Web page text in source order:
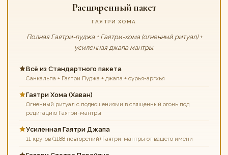
Расширенный пакет
ГАЯТРИ ХОМА
Полная Гаятри-пуджа + Гаятри-хома (огненный ритуал) +
усиленная джапа мантры.
Всё из Стандартного пакета
Санкальпа + Гаятри Пуджа + джапа + сурья-аргхья
Гаятри Хома (Хаван)
Огненный ритуал с подношениями в священный огонь под
рецитацию Гаятри-мантры
Усиленная Гаятри Джапа
11 кругов (1188 повторений) Гаятри-мантры от вашего имени